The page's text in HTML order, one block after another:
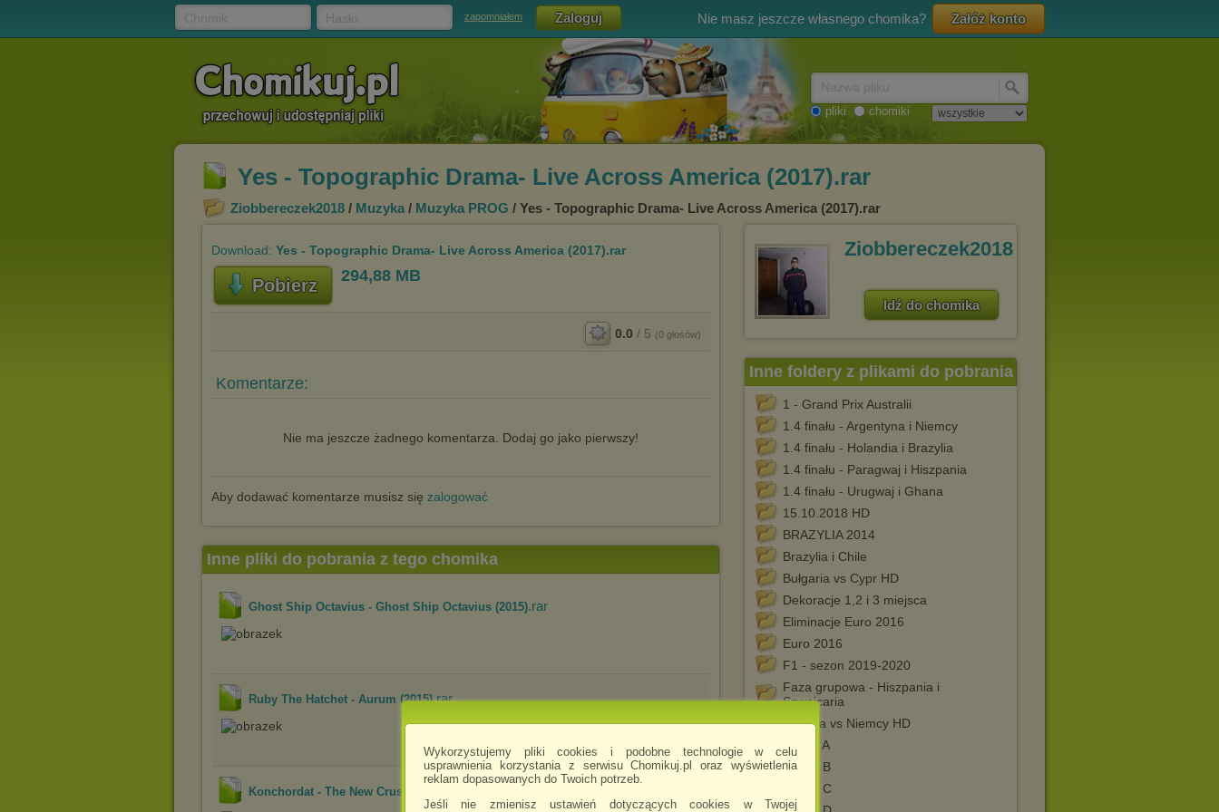
Wykorzystujemy pliki cookies i podobne technologie w celu
usprawnienia korzystania z serwisu Chomikuj.pl oraz wyświetlenia
reklam dopasowanych do Twoich potrzeb.
Jeśli nie zmienisz ustawień dotyczących cookies w Twojej
zapomniałem Nie masz jeszcze własnego chomika? Załóż konto
pliki chomiki
Yes - Topographic Drama- Live Across America (2017).rar
Ziobbereczek2018 / Muzyka / Muzyka PROG / Yes - Topographic Drama- Live Across America (2017).rar
Download: Yes - Topographic Drama- Live Across America (2017).rar
Pobierz 294,88 MB
0.0 / 5 (0 głosów)
Komentarze:
Nie ma jeszcze żadnego komentarza. Dodaj go jako pierwszy!
Aby dodawać komentarze musisz się zalogować
Ziobbereczek2018
Idź do chomika
Inne foldery z plikami do pobrania
1 - Grand Prix Australii
1.4 finału - Argentyna i Niemcy
1.4 finału - Holandia i Brazylia
1.4 finału - Paragwaj i Hiszpania
1.4 finału - Urugwaj i Ghana
15.10.2018 HD
BRAZYLIA 2014
Brazylia i Chile
Bułgaria vs Cypr HD
Dekoracje 1,2 i 3 miejsca
Eliminacje Euro 2016
Euro 2016
F1 - sezon 2019-2020
Faza grupowa - Hiszpania i
Szwajcaria
Francja vs Niemcy HD
Grupa A
Grupa B
Grupa C
Inne pliki do pobrania z tego chomika
Ghost Ship Octavius - Ghost Ship Octavius (2015).rar
Ruby The Hatchet - Aurum (2015).rar
Konchordat - The New Crusade (2011) .rar